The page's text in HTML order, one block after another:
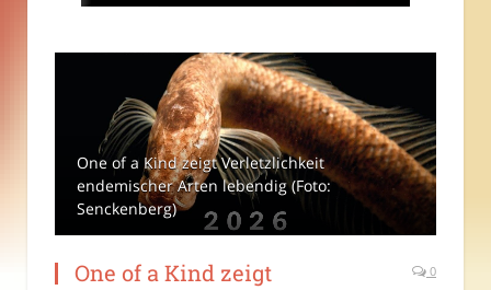
One of a Kind zeigt Verletzlichkeit
endemischer Arten lebendig (Foto:
Senckenberg)
One of a Kind zeigt
0